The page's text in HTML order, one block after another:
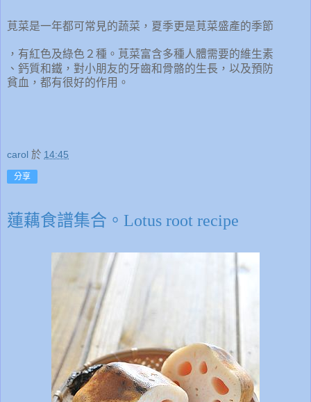
莧菜是一年都可常見的蔬菜，夏季更是莧菜盛產的季節
，有紅色及綠色２種。莧菜富含多種人體需要的維生素
、 鈣質和鐵，對小朋友的牙齒和骨骼的生長，以及預防
貧血，都有很好的作用。
carol 於 14:45
分享
蓮藕食譜集合。Lotus root recipe